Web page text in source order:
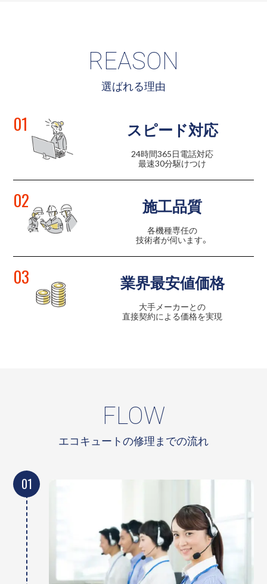
REASON
選ばれる理由
01 スピード対応
24時間365日電話対応
最速30分駆けつけ
02 施工品質
各機種専任の
技術者が伺います。
03 業界最安値価格
大手メーカーとの
直接契約による価格を実現
FLOW
エコキュートの修理までの流れ
01